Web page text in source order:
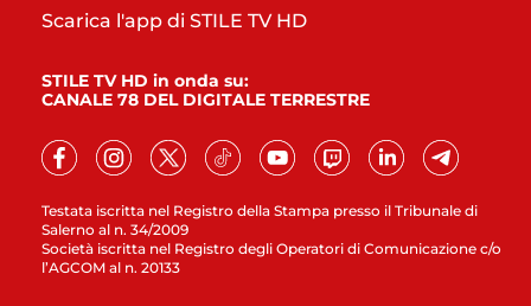
Testata iscritta nel Registro della Stampa presso il Tribunale di
Salerno al n. 34/2009
Società iscritta nel Registro degli Operatori di Comunicazione c/o
l’AGCOM al n. 20133
Scarica l'app di STILE TV HD
STILE TV HD in onda su:
CANALE 78 DEL DIGITALE TERRESTRE